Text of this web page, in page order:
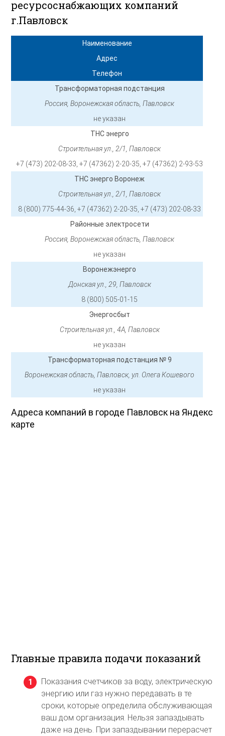
ресурсоснабжающих компаний
г.Павловск
Наименование
Адрес
Телефон
Трансформаторная подстанция
Россия, Воронежская область, Павловск
не указан
ТНС энерго
Строительная ул., 2/1, Павловск
+7 (473) 202-08-33, +7 (47362) 2-20-35, +7 (47362) 2-93-53
ТНС энерго Воронеж
Строительная ул., 2/1, Павловск
8 (800) 775-44-36, +7 (47362) 2-20-35, +7 (473) 202-08-33
Районные электросети
Россия, Воронежская область, Павловск
не указан
Воронежэнерго
Донская ул., 29, Павловск
8 (800) 505-01-15
Энергосбыт
Строительная ул., 4А, Павловск
не указан
Трансформаторная подстанция № 9
Воронежская область, Павловск, ул. Олега Кошевого
не указан
Адреса компаний в городе Павловск на Яндекс
карте
Главные правила подачи показаний
Показания счетчиков за воду, электрическую
энергию или газ нужно передавать в те
сроки, которые определила обслуживающая
ваш дом организация. Нельзя запаздывать
даже на день. При запаздывании перерасчет